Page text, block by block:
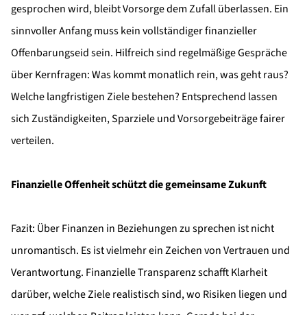
gesprochen wird, bleibt Vorsorge dem Zufall überlassen. Ein
sinnvoller Anfang muss kein vollständiger finanzieller
Offenbarungseid sein. Hilfreich sind regelmäßige Gespräche
über Kernfragen: Was kommt monatlich rein, was geht raus?
Welche langfristigen Ziele bestehen? Entsprechend lassen
sich Zuständigkeiten, Sparziele und Vorsorgebeiträge fairer
verteilen.
Finanzielle Offenheit schützt die gemeinsame Zukunft
Fazit: Über Finanzen in Beziehungen zu sprechen ist nicht
unromantisch. Es ist vielmehr ein Zeichen von Vertrauen und
Verantwortung. Finanzielle Transparenz schafft Klarheit
darüber, welche Ziele realistisch sind, wo Risiken liegen und